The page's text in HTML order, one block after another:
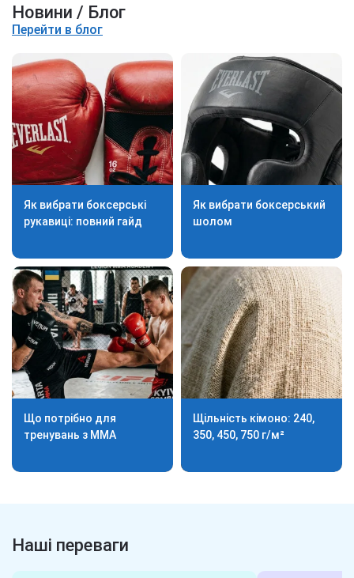
Новини / Блог
Перейти в блог
Як вибрати боксерські
рукавиці: повний гайд
Як вибрати боксерський
шолом
Що потрібно для
тренувань з ММА
Щільність кімоно: 240,
350, 450, 750 г/м²
Наші переваги